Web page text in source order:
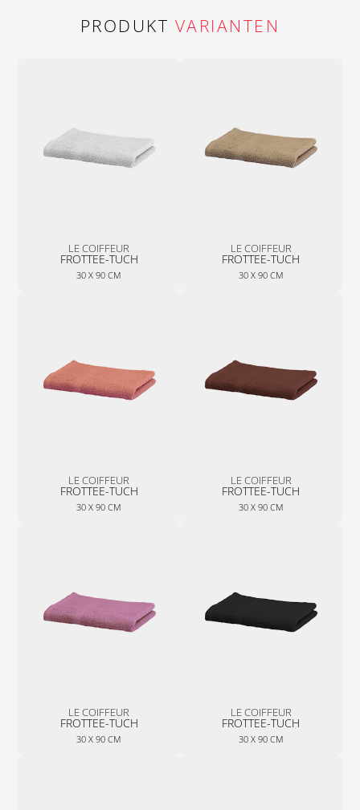
PRODUKT VARIANTEN
LE COIFFEUR
FROTTEE-TUCH
30 X 90 CM
LE COIFFEUR
FROTTEE-TUCH
30 X 90 CM
LE COIFFEUR
FROTTEE-TUCH
30 X 90 CM
LE COIFFEUR
FROTTEE-TUCH
30 X 90 CM
LE COIFFEUR
FROTTEE-TUCH
30 X 90 CM
LE COIFFEUR
FROTTEE-TUCH
30 X 90 CM